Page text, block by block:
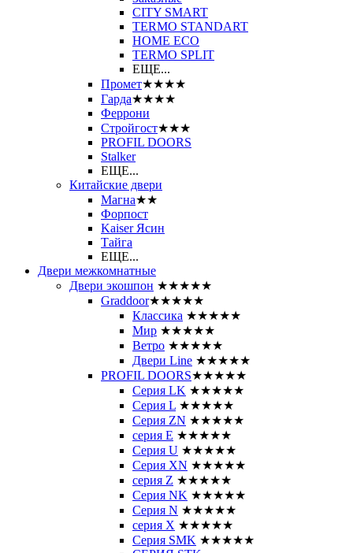
CITY SMART
TERMO STANDART
HOME ECO
ТЕRМО SPLIT
ЕЩЕ...
Промет★★★★
Гарда★★★★
Феррони
Стройгост★★★
PROFIL DOORS
Stalker
ЕЩЕ...
Китайские двери
Магна★★
Форпост
Kaiser Ясин
Тайга
ЕЩЕ...
Двери межкомнатные
Двери экошпон ★★★★★
Graddoor★★★★★
Классика ★★★★★
Мир ★★★★★
Ветро ★★★★★
Двери Line ★★★★★
PROFIL DOORS★★★★★
Серия LK ★★★★★
Серия L ★★★★★
Серия ZN ★★★★★
серия E ★★★★★
Серия U ★★★★★
Серия XN ★★★★★
серия Z ★★★★★
Серия NK ★★★★★
Серия N ★★★★★
серия X ★★★★★
Серия SMK ★★★★★